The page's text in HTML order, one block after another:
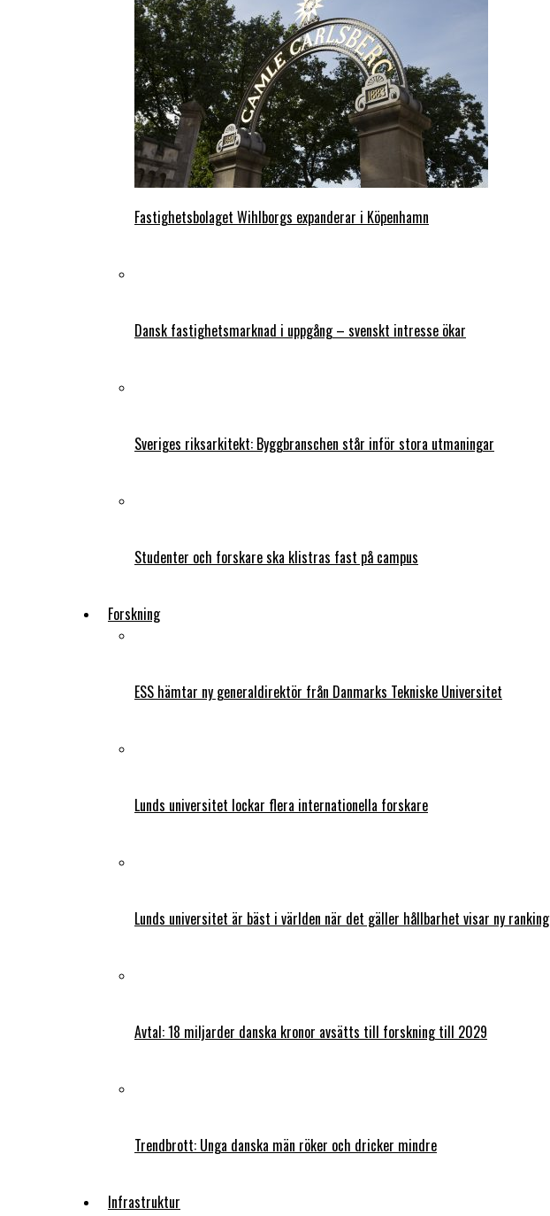
Fastighetsbolaget Wihlborgs expanderar i Köpenhamn
Dansk fastighetsmarknad i uppgång – svenskt intresse ökar
Sveriges riksarkitekt: Byggbranschen står inför stora utmaningar
Studenter och forskare ska klistras fast på campus
Forskning
ESS hämtar ny generaldirektör från Danmarks Tekniske Universitet
Lunds universitet lockar flera internationella forskare
Lunds universitet är bäst i världen när det gäller hållbarhet visar ny ranking
Avtal: 18 miljarder danska kronor avsätts till forskning till 2029
Trendbrott: Unga danska män röker och dricker mindre
Infrastruktur